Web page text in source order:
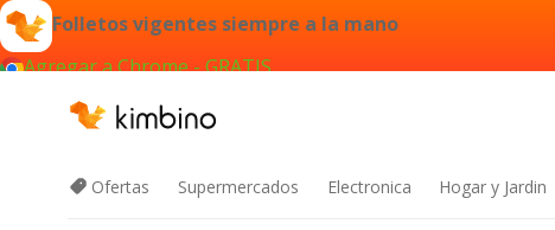
Folletos vigentes siempre a la mano
Agregar a Chrome - GRATIS
Ofertas Supermercados Electronica Hogar y Jardin